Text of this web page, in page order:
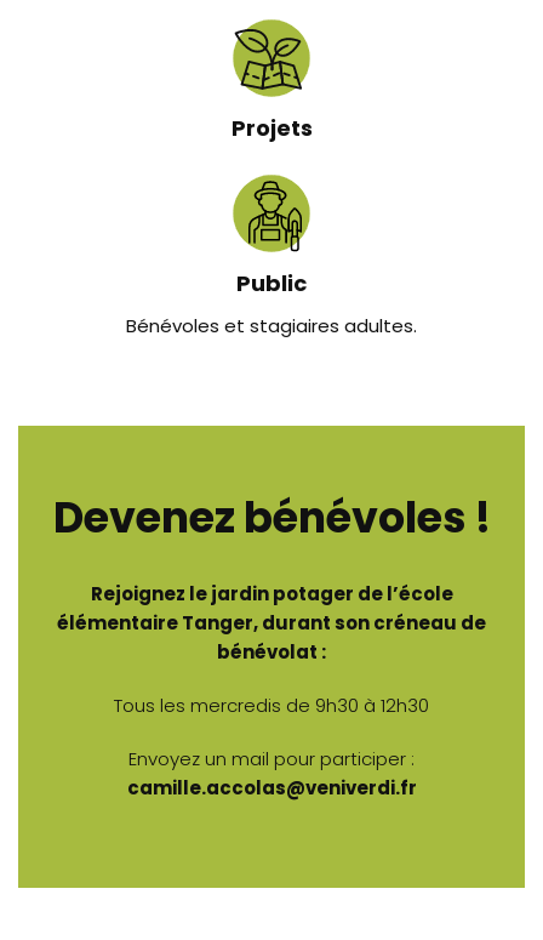
Projets
Public
Bénévoles et stagiaires adultes.
Devenez bénévoles !
Rejoignez le jardin potager de l’école
élémentaire Tanger, durant son créneau de
bénévolat :
Tous les mercredis de 9h30 à 12h30
Envoyez un mail pour participer :
camille.accolas@veniverdi.fr